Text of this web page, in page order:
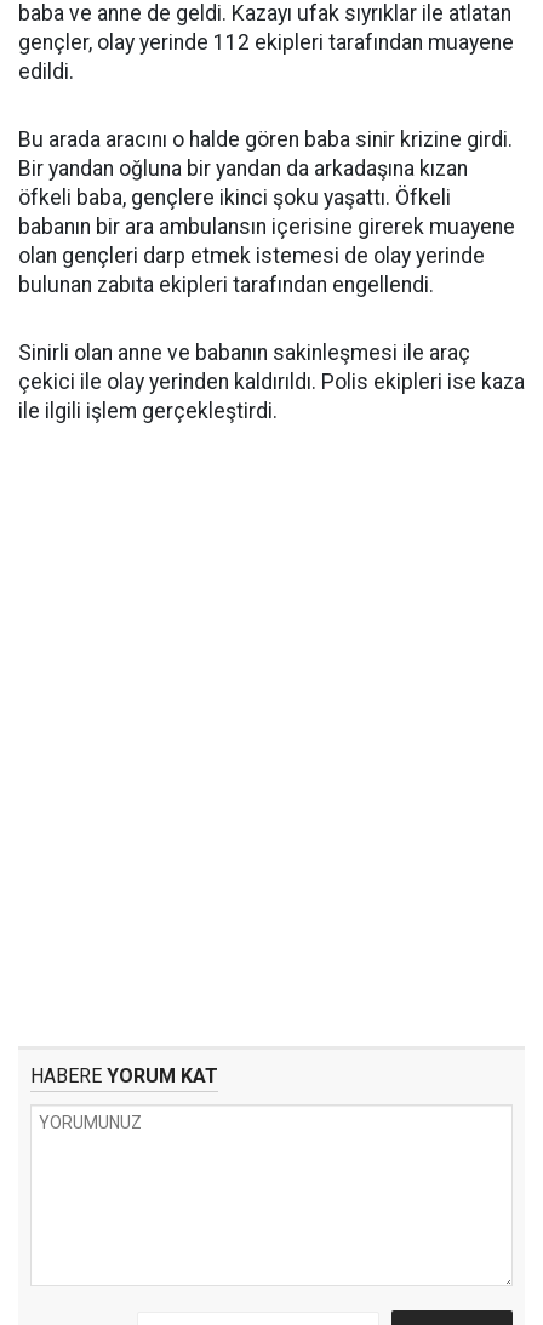
baba ve anne de geldi. Kazayı ufak sıyrıklar ile atlatan
gençler, olay yerinde 112 ekipleri tarafından muayene
edildi.
Bu arada aracını o halde gören baba sinir krizine girdi.
Bir yandan oğluna bir yandan da arkadaşına kızan
öfkeli baba, gençlere ikinci şoku yaşattı. Öfkeli
babanın bir ara ambulansın içerisine girerek muayene
olan gençleri darp etmek istemesi de olay yerinde
bulunan zabıta ekipleri tarafından engellendi.
Sinirli olan anne ve babanın sakinleşmesi ile araç
çekici ile olay yerinden kaldırıldı. Polis ekipleri ise kaza
ile ilgili işlem gerçekleştirdi.
HABERE YORUM KAT